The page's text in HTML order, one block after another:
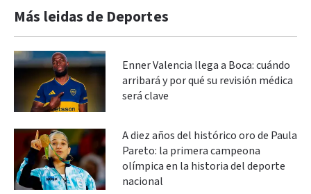
Más leidas de Deportes
Enner Valencia llega a Boca: cuándo
arribará y por qué su revisión médica
será clave
A diez años del histórico oro de Paula
Pareto: la primera campeona
olímpica en la historia del deporte
nacional